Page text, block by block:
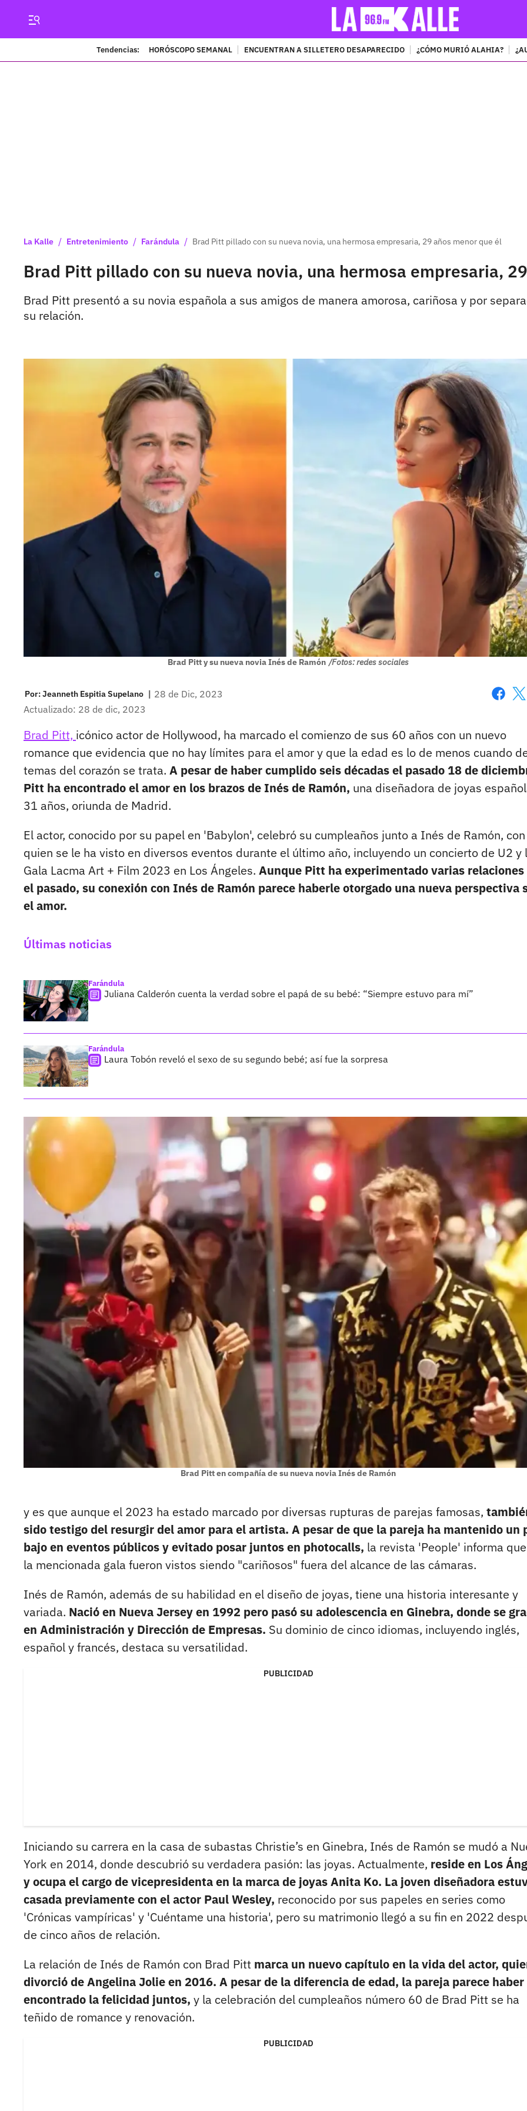
Tendencias: HORÓSCOPO SEMANAL ENCUENTRAN A SILLETERO DESAPARECIDO ¿CÓMO MURIÓ ALAHIA?
La Kalle / Entretenimiento / Farándula / Brad Pitt pillado con su nueva novia, una hermosa empresaria, 29 años menor que él
Brad Pitt pillado con su nueva novia, una hermosa empresaria,
Brad Pitt presentó a su novia española a sus amigos de manera amorosa, cariñosa y por
su relación.
Brad Pitt y su nueva novia Inés de Ramón /Fotos: redes sociales
Por:Jeanneth Espitia Supelano | 28 de Dic, 2023
Actualizado: 28 de dic, 2023
Brad Pitt, icónico actor de Hollywood, ha marcado el comienzo de sus 60 años con un nuevo
romance que evidencia que no hay límites para el amor y que la edad es lo de menos cuando
temas del corazón se trata. A pesar de haber cumplido seis décadas el pasado 18 de
Pitt ha encontrado el amor en los brazos de Inés de Ramón, una diseñadora de joyas
31 años, oriunda de Madrid.
El actor, conocido por su papel en 'Babylon', celebró su cumpleaños junto a Inés de Ramón, con
quien se le ha visto en diversos eventos durante el último año, incluyendo un concierto de U2 y
Gala Lacma Art + Film 2023 en Los Ángeles. Aunque Pitt ha experimentado varias relaciones
el pasado, su conexión con Inés de Ramón parece haberle otorgado una nueva perspectiva
el amor.
Últimas noticias
Farándula
Juliana Calderón cuenta la verdad sobre el papá de su bebé: “Siempre estuvo para mí”
Farándula
Laura Tobón reveló el sexo de su segundo bebé; así fue la sorpresa
Brad Pitt en compañía de su nueva novia Inés de Ramón
y es que aunque el 2023 ha estado marcado por diversas rupturas de parejas famosas,
sido testigo del resurgir del amor para el artista. A pesar de que la pareja ha mantenido un
bajo en eventos públicos y evitado posar juntos en photocalls, la revista 'People' informa
la mencionada gala fueron vistos siendo "cariñosos" fuera del alcance de las cámaras.
Inés de Ramón, además de su habilidad en el diseño de joyas, tiene una historia interesante y
variada. Nació en Nueva Jersey en 1992 pero pasó su adolescencia en Ginebra, donde se
en Administración y Dirección de Empresas. Su dominio de cinco idiomas, incluyendo inglés,
español y francés, destaca su versatilidad.
PUBLICIDAD
Iniciando su carrera en la casa de subastas Christie’s en Ginebra, Inés de Ramón se mudó a
York en 2014, donde descubrió su verdadera pasión: las joyas. Actualmente, reside en Los
y ocupa el cargo de vicepresidenta en la marca de joyas Anita Ko. La joven diseñadora
casada previamente con el actor Paul Wesley, reconocido por sus papeles en series como
'Crónicas vampíricas' y 'Cuéntame una historia', pero su matrimonio llegó a su fin en 2022
de cinco años de relación.
La relación de Inés de Ramón con Brad Pitt marca un nuevo capítulo en la vida del actor,
divorció de Angelina Jolie en 2016. A pesar de la diferencia de edad, la pareja parece haber
encontrado la felicidad juntos, y la celebración del cumpleaños número 60 de Brad Pitt se ha
teñido de romance y renovación.
PUBLICIDAD